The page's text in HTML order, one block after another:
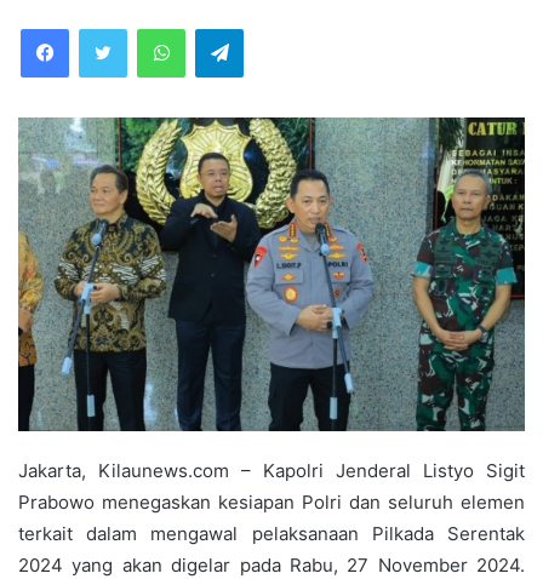
WhatsAppTelegram
Jakarta, Kilaunews.com – Kapolri Jenderal Listyo Sigit
Prabowo menegaskan kesiapan Polri dan seluruh elemen
terkait dalam mengawal pelaksanaan Pilkada Serentak
2024 yang akan digelar pada Rabu, 27 November 2024.